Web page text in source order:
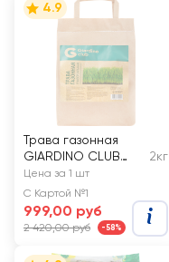
4.9
Трава газонная
GIARDINO CLUB
Спортивная
2кг
Цена за 1 шт
С Картой №1
999,00 руб
2 420,00 руб -58%